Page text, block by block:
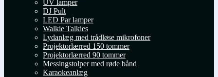
UV lamper
DJ Pult
LED Par lamper
Walkie Talkies
Lydanlæg med trådløse mikrofoner
Projektorlærred 150 tommer
Projektorlærred 90 tommer
Messingstolper med røde bånd
Karaokeanlæg